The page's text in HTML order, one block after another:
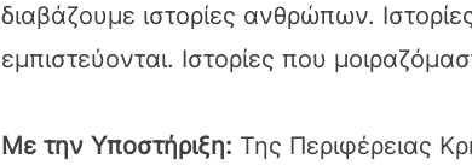
διαβάζουμε ιστορίες ανθρώπων.
εμπιστεύονται. Ιστορίες που
Με την Υποστήριξη: Της Περιφέρειας